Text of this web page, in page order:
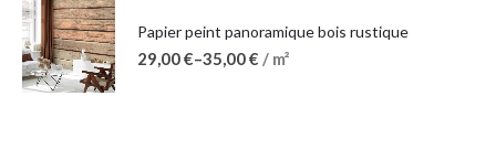
Papier peint panoramique bois rustique
29,00€–35,00€ / m²